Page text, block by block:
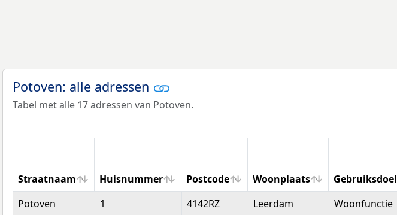
Potoven: alle adressen
Tabel met alle 17 adressen van Potoven.
Straatnaam Huisnummer Postcode Woonplaats Gebruiksdoel
Straatnaam
Huisnummer Postcode Woonplaats Gebruiksdoel
Potoven 1 4142RZ Leerdam Woonfunctie